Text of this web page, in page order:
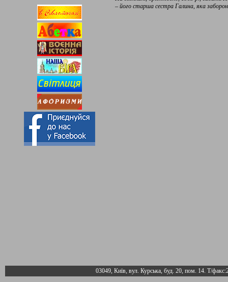
– його старша сестра Галина, яка
03049, Київ, вул. Курська, буд. 20, пом. 14. Т/